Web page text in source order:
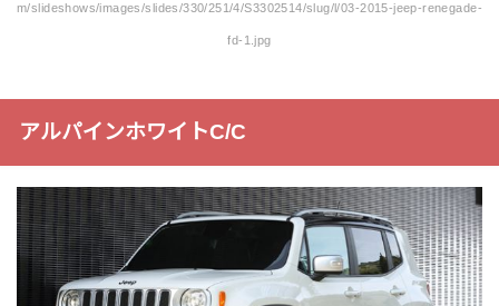
m/slideshows/images/slides/330/251/4/S3302514/slug/l/03-2015-jeep-renegade-
fd-1.jpg
アルパインホワイトC/C